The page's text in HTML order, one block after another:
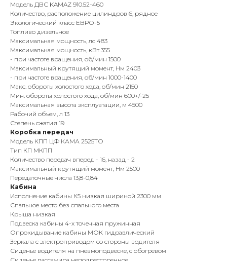
Модель ДВС KAMAZ 910.52-460
Количество, расположение цилиндров 6, рядное
Экологический класс ЕВРО-5
Топливо дизельное
Максимальная мощность, лс 483
Максимальная мощность, кВт 355
- при частоте вращения, об/мин 1500
Максимальный крутящий момент, Нм 2403
- при частоте вращения, об/мин 1000-1400
Макс. обороты холостого хода, об/мин 2150
Мин. обороты холостого хода, об/мин 600+/-25
Максимальная высота эксплуатации, м 4500
Рабочий объем, л 13
Степень сжатия 19
Коробка передач
Модель КПП ЦФ КАМА 2525ТО
Тип КП МКПП
Количество передач вперед - 16, назад - 2
Максимальный крутящий момент, Нм 2500
Передаточные числа 13,8-0,84
Кабина
Исполнение кабины К5 низкая шириной 2300 мм
Спальное место без спального места
Крыша низкая
Подвеска кабины 4-х точечная пружинная
Опрокидывание кабины МОК гидравлический
Зеркала с электроприводом со стороны водителя
Сиденье водителя на пневмоподвеске, с обогревом